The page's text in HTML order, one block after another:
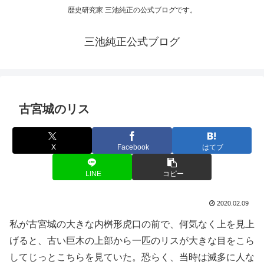
歴史研究家 三池純正の公式ブログです。
三池純正公式ブログ
古宮城のリス
X Facebook はてブ
LINE コピー
2020.02.09
私が古宮城の大きな内桝形虎口の前で、何気なく上を見上
げると、古い巨木の上部から一匹のリスが大きな目をこら
してじっとこちらを見ていた。恐らく、当時は滅多に人な